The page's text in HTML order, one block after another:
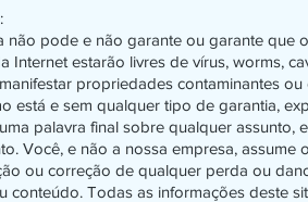
não pode e não garante ou garante que
Internet estarão livres de vírus, worms,
propriedades contaminantes ou
está e sem qualquer tipo de garantia,
palavra final sobre qualquer assunto,
Você, e não a nossa empresa, assume
ou correção de qualquer perda ou
conteúdo. Todas as informações deste